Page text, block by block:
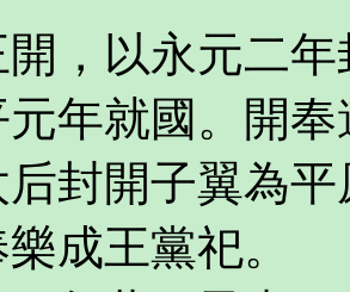
，以永元二
元年就國。開
封開子翼為
成王黨祀。